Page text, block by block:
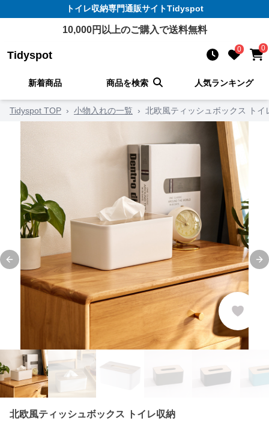
トイレ収納専門通販サイトTidyspot
10,000円以上のご購入で送料無料
Tidyspot 0 0
新着商品 商品を検索 人気ランキング
Tidyspot TOP › 小物入れの一覧 › 北欧風ティッシュボックス トイ
Previous slide
北欧風ティッシュボックス トイレ収納